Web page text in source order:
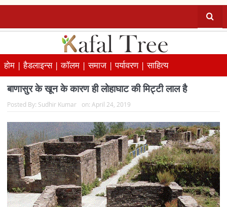
होम |हैडलाइन्स |कॉलम |समाज |पर्यावरण |साहित्य
बाणासुर के खून के कारण ही लोहाघाट की मिट्टी लाल है
Posted By: Sudhir Kumar on: April 24, 2019